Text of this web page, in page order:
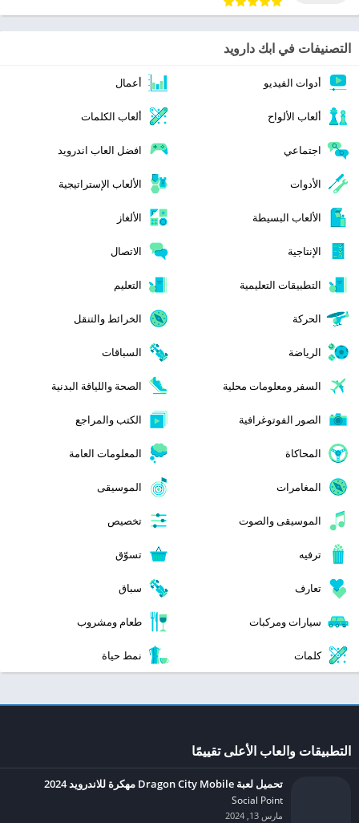
التصنيفات في ابك دارويد
أدوات الفيديو أعمال
ألعاب الألواح ألعاب الكلمات
اجتماعي افضل العاب اندرويد
الأدوات الألعاب الإستراتيجية
الألعاب البسيطة الألغاز
الإنتاجية الاتصال
التطبيقات التعليمية التعليم
الحركة الخرائط والتنقل
الرياضة السباقات
السفر ومعلومات محلية الصحة واللياقة البدنية
الصور الفوتوغرافية الكتب والمراجع
المحاكاة المعلومات العامة
المغامرات الموسيقى
الموسيقى والصوت تخصيص
ترفيه تسوّق
تعارف سباق
سيارات ومركبات طعام ومشروب
كلمات نمط حياة
التطبيقات والعاب الأعلى تقييمًا
تحميل لعبة Dragon City Mobile مهكرة للاندرويد 2024
Social Point‏
مارس 13, 2024